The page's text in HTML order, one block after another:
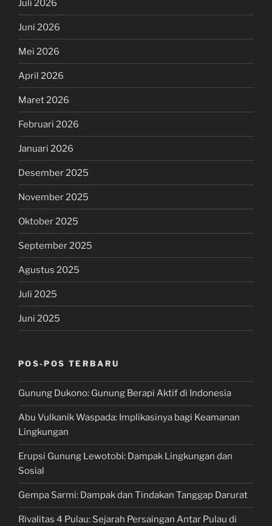
Juli 2026
Juni 2026
Mei 2026
April 2026
Maret 2026
Februari 2026
Januari 2026
Desember 2025
November 2025
Oktober 2025
September 2025
Agustus 2025
Juli 2025
Juni 2025
POS-POS TERBARU
Gunung Dukono: Gunung Berapi Aktif di Indonesia
Abu Vulkanik Waspada: Implikasinya bagi Keamanan
Lingkungan
Erupsi Gunung Lewotobi: Dampak Lingkungan dan
Sosial
Gempa Sarmi: Dampak dan Tindakan Tanggap Darurat
Rivalitas 4 Pulau: Sejarah Persaingan Antar Pulau di